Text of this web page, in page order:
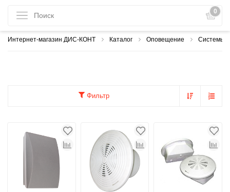
0
Интернет-магазин ДИС-КОНТ Каталог Оповещение Системы
Фильтр